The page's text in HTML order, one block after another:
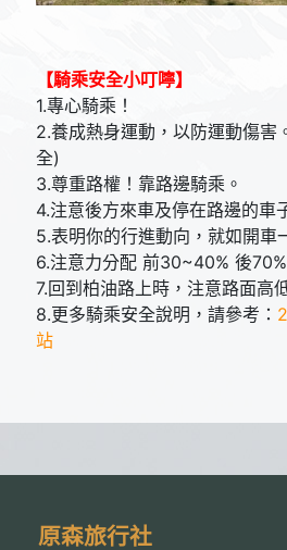
【騎乘安全小叮嚀】
1.專心騎乘！
2.養成熱身運動，以防運動傷害
全)
3.尊重路權！靠路邊騎乘。
4.注意後方來車及停在路邊的車
5.表明你的行進動向，就如開車
6.注意力分配 前30~40% 後
7.回到柏油路上時，注意路面高
8.更多騎乘安全說明，請參考：
站
原森旅行社